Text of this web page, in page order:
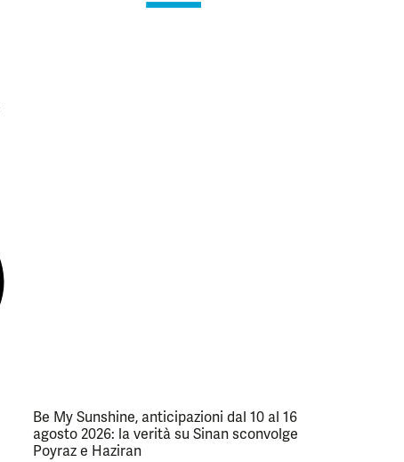
Be My Sunshine, anticipazioni dal 10 al 16
agosto 2026: la verità su Sinan sconvolge
Poyraz e Haziran